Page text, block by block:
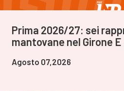
Prima 2026/27: sei
mantovane nel Girone E
Agosto 07,2026